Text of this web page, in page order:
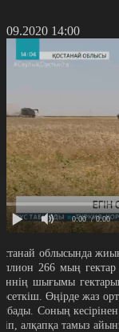
14:00
0:00 / 0:00
облысында
266 мың гектар
шығымы
Өңірде жаз
Соның кесірінен
алқапқа тамыз